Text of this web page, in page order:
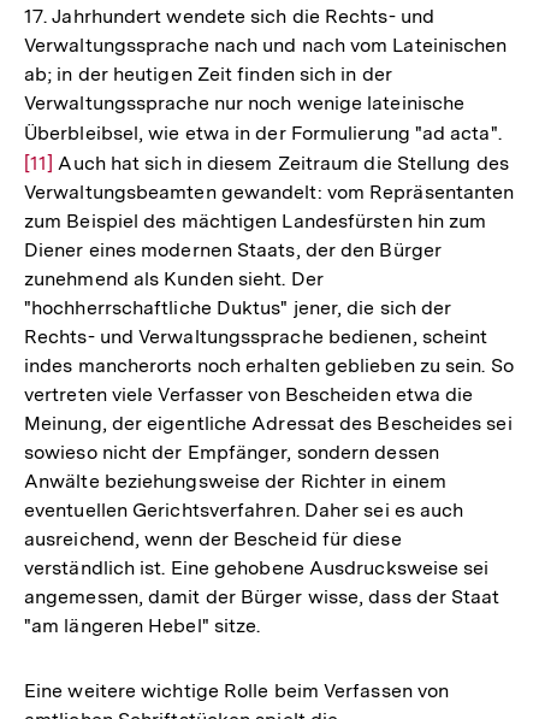
17. Jahrhundert wendete sich die Rechts- und
Verwaltungssprache nach und nach vom Lateinischen
ab; in der heutigen Zeit finden sich in der
Verwaltungssprache nur noch wenige lateinische
Überbleibsel, wie etwa in der Formulierung "ad acta".
der
[11] Auch hat sich in diesem Zeitraum die Stellung des
Verwaltungsbeamten gewandelt: vom Repräsentanten
zum Beispiel des mächtigen Landesfürsten hin zum
Diener eines modernen Staats, der den Bürger
zunehmend als Kunden sieht. Der
"hochherrschaftliche Duktus" jener, die sich der
Rechts- und Verwaltungssprache bedienen, scheint
indes mancherorts noch erhalten geblieben zu sein. So
vertreten viele Verfasser von Bescheiden etwa die
Meinung, der eigentliche Adressat des Bescheides sei
sowieso nicht der Empfänger, sondern dessen
Anwälte beziehungsweise der Richter in einem
eventuellen Gerichtsverfahren. Daher sei es auch
ausreichend, wenn der Bescheid für diese
verständlich ist. Eine gehobene Ausdrucksweise sei
angemessen, damit der Bürger wisse, dass der Staat
"am längeren Hebel" sitze.
Eine weitere wichtige Rolle beim Verfassen von